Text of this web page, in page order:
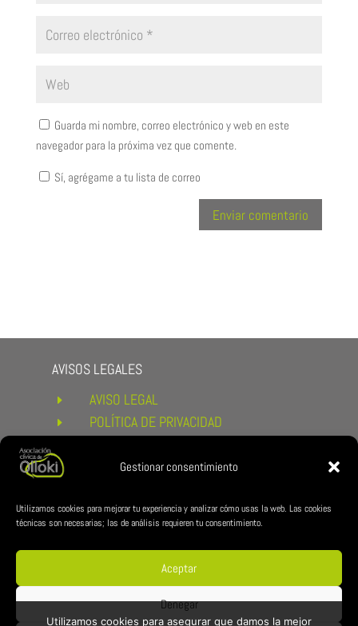
Gestionar consentimiento
Utilizamos cookies para mejorar tu experiencia y analizar cómo usas la web. Las cookies
técnicas son necesarias; las de análisis requieren tu consentimiento.
Aceptar
Denegar
Guarda mi nombre, correo electrónico y web en este
navegador para la próxima vez que comente.
Sí, agrégame a tu lista de correo
AVISOS LEGALES
E AVISO LEGAL
E POLÍTICA DE PRIVACIDAD
E CONDICIONES DE COMPRA Y
ENLACES DE INTERÉS
AYUNTAMIENTO DE ESTERIBAR
ZUBILAN
Utilizamos cookies para asegurar que damos la mejor